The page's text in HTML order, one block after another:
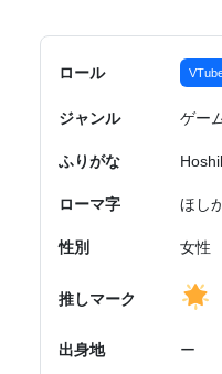
ロール
ジャンル ゲー
ふりがな
ローマ字 ほし
性別 女性
推しマーク
出身地 ー